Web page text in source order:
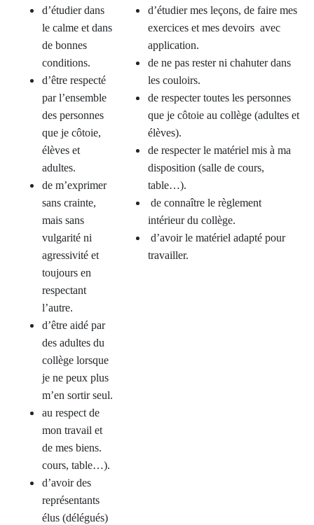
d’étudier dans
le calme et dans
de bonnes
conditions.
d’être respecté
par l’ensemble
des personnes
que je côtoie,
élèves et
adultes.
de m’exprimer
sans crainte,
mais sans
vulgarité ni
agressivité et
toujours en
respectant
l’autre.
d’être aidé par
des adultes du
collège lorsque
je ne peux plus
m’en sortir seul.
au respect de
mon travail et
de mes biens.
cours, table…).
d’avoir des
représentants
élus (délégués)
d’étudier mes leçons, de faire mes
exercices et mes devoirs avec
application.
de ne pas rester ni chahuter dans
les couloirs.
de respecter toutes les personnes
que je côtoie au collège (adultes et
élèves).
de respecter le matériel mis à ma
disposition (salle de cours,
table…).
de connaître le règlement
intérieur du collège.
d’avoir le matériel adapté pour
travailler.